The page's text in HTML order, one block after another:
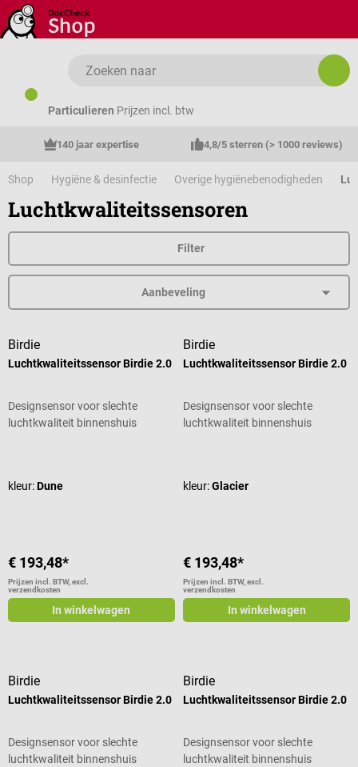
Ga naar de hoofdinhoud
Particulieren Prijzen incl. btw
140 jaar expertise 4,8/5 sterren (> 1000 reviews)
Shop Hygiëne & desinfectie Overige hygiënebenodigheden
Luchtkwaliteitssensoren
Filter
Birdie
Luchtkwaliteitssensor Birdie 2.0
Designsensor voor slechte
luchtkwaliteit binnenshuis
kleur:Dune
€ 193,48*
Prijzen incl. BTW, excl.
verzendkosten
In winkelwagen
Birdie
Luchtkwaliteitssensor Birdie 2.0
Designsensor voor slechte
luchtkwaliteit binnenshuis
kleur:Glacier
€ 193,48*
Prijzen incl. BTW, excl.
verzendkosten
In winkelwagen
Birdie
Luchtkwaliteitssensor Birdie 2.0
Designsensor voor slechte
luchtkwaliteit binnenshuis
Birdie
Luchtkwaliteitssensor Birdie 2.0
Designsensor voor slechte
luchtkwaliteit binnenshuis